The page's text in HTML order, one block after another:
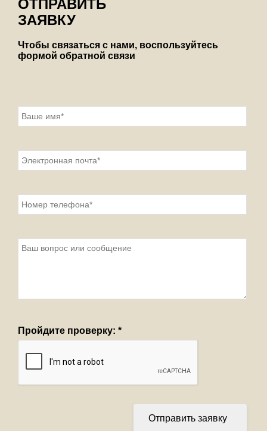
ОТПРАВИТЬ
ЗАЯВКУ
Чтобы связаться с нами, воспользуйтесь
формой обратной связи
Пройдите проверку: *
Отправить заявку